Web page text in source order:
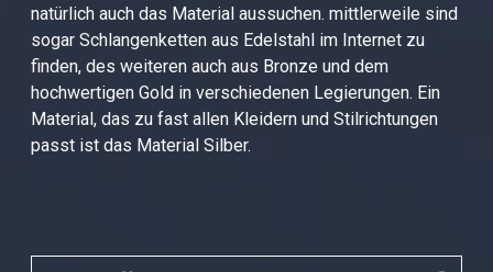
natürlich auch das Material aussuchen. mittlerweile sind
sogar Schlangenketten aus Edelstahl im Internet zu
finden, des weiteren auch aus Bronze und dem
hochwertigen Gold in verschiedenen Legierungen. Ein
Material, das zu fast allen Kleidern und Stilrichtungen
passt ist das Material Silber.